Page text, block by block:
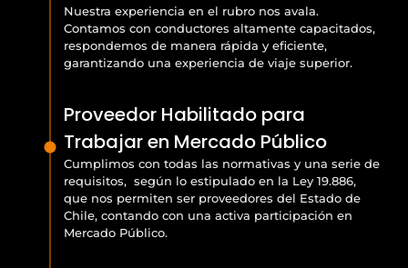
Nuestra experiencia en el rubro nos avala.
Contamos con conductores altamente capacitados,
respondemos de manera rápida y eficiente,
garantizando una experiencia de viaje superior.
Proveedor Habilitado para
Trabajar en Mercado Público
Cumplimos con todas las normativas y una serie de
requisitos, según lo estipulado en la Ley 19.886,
que nos permiten ser proveedores del Estado de
Chile, contando con una activa participación en
Mercado Público.